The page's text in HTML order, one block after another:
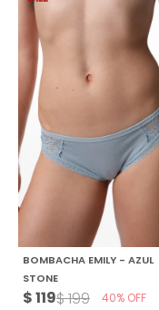
BOMBACHA EMILY - AZUL
STONE
$119$199 40